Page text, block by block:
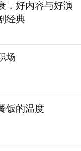
，好内容与好演
经典
场
饭的温度